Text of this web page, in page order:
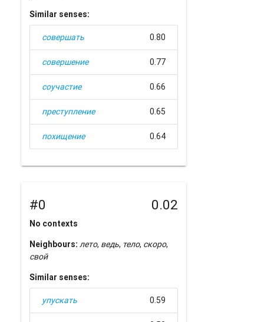
Similar senses:
совершать 0.80
совершение 0.77
соучастие 0.66
преступление 0.65
похищение 0.64
#0 0.02
No contexts
Neighbours: лето, ведь, тело, скоро,
свой
Similar senses:
упускать 0.59